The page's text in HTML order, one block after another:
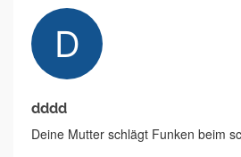
dddd
Deine Mutter schlägt Funken beim